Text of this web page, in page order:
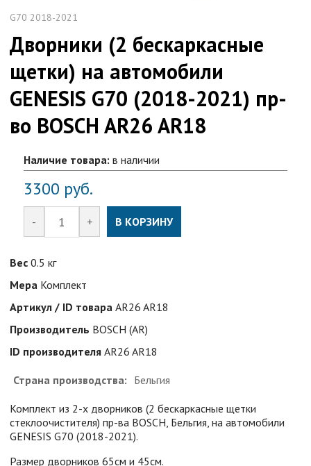
G70 2018-2021
Дворники (2 бескаркасные
щетки) на автомобили
GENESIS G70 (2018-2021) пр-
во BOSCH AR26 AR18
Наличие товара: в наличии
3300 руб.
- + В КОРЗИНУ
Вес 0.5 кг
Мера Комплект
Артикул / ID товара AR26 AR18
Производитель BOSCH (AR)
ID производителя AR26 AR18
Страна производства: Бельгия
Комплект из 2-х дворников (2 бескаркасные щетки
стеклоочистителя) пр-ва BOSCH, Бельгия, на автомобили
GENESIS G70 (2018-2021).
Размер дворников 65см и 45см.